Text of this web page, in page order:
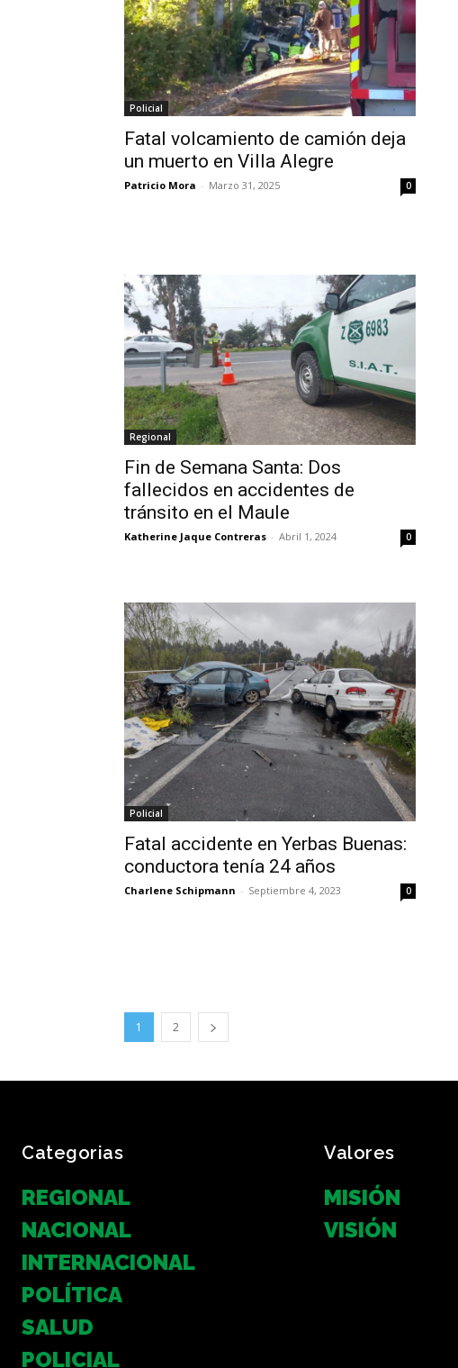
Policial
Fatal volcamiento de camión deja
un muerto en Villa Alegre
Patricio Mora - Marzo 31, 2025 0
Regional
Fin de Semana Santa: Dos
fallecidos en accidentes de
tránsito en el Maule
Katherine Jaque Contreras - Abril 1, 2024 0
Policial
Fatal accidente en Yerbas Buenas:
conductora tenía 24 años
Charlene Schipmann - Septiembre 4, 2023 0
1 2
Categorias
REGIONAL
NACIONAL
INTERNACIONAL
POLÍTICA
SALUD
POLICIAL
Valores
MISIÓN
VISIÓN